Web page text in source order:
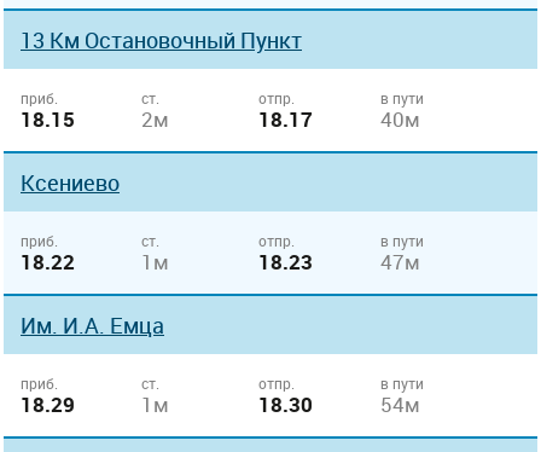
13 Км Остановочный Пункт
приб.
18.15
ст.
2м
отпр.
18.17
в пути
40м
Ксениево
приб.
18.22
ст.
1м
отпр.
18.23
в пути
47м
Им. И.А. Емца
приб.
18.29
ст.
1м
отпр.
18.30
в пути
54м